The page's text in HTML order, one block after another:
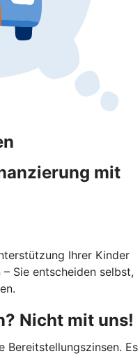
mit
Ihrer Kinder
Sie entscheiden selbst,
Nicht mit uns!
Bereitstellungszinsen. Es